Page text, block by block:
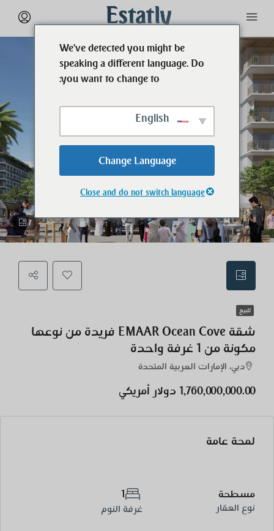
7
للبيع
شقة EMAAR Ocean Cove فريدة من نوعها
مكونة من 1 غرفة واحدة
دبي، الإمارات العربية المتحدة
1,760,000,000.00 دولار أمريكي
لمحة عامة
مسطحة
نوع العقار
1
غرفة النوم
We've detected you might be
speaking a different language. Do
you want to change to:
Change Language
Close and do not switch language